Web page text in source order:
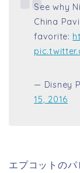
See why
China
favorite:
— Disney
15, 2016
エプコットの